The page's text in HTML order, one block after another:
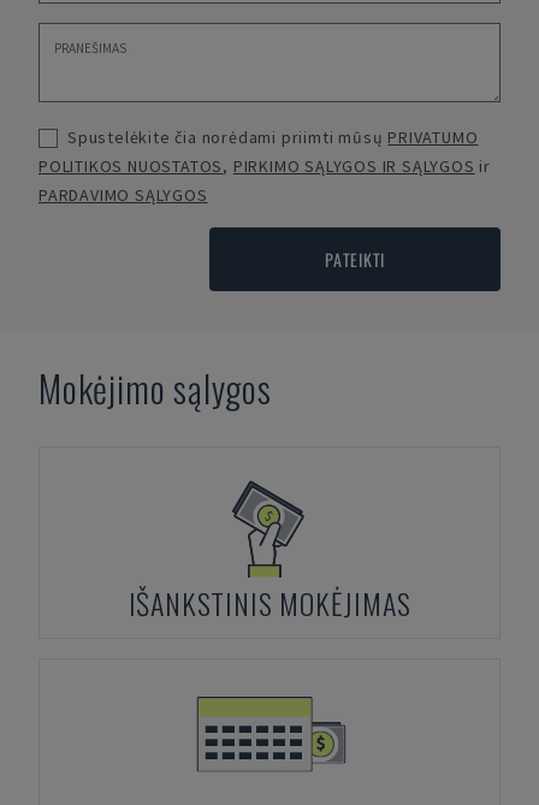
Spustelėkite čia norėdami priimti mūsų PRIVATUMO
POLITIKOS NUOSTATOS, PIRKIMO SĄLYGOS IR SĄLYGOS ir
PARDAVIMO SĄLYGOS
PATEIKTI
Mokėjimo sąlygos
IŠANKSTINIS MOKĖJIMAS